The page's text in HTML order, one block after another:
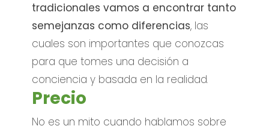
tradicionales vamos a encontrar tanto
semejanzas como diferencias, las
cuales son importantes que conozcas
para que tomes una decisión a
conciencia y basada en la realidad.
Precio
No es un mito cuando hablamos sobre